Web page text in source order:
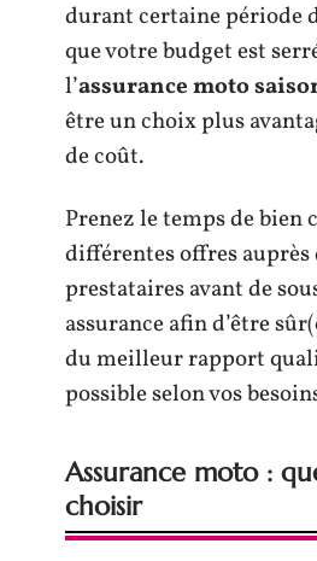
durant certaine période
que votre budget est
l’assurance moto
être un choix plus
de coût.
Prenez le temps de bien
différentes offres
prestataires avant de
assurance afin d’être
du meilleur rapport
possible selon vos
Assurance moto :
choisir